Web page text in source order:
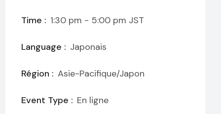
Time : 1:30 pm - 5:00 pm JST
Language : Japonais
Région : Asie-Pacifique/Japon
Event Type : En ligne